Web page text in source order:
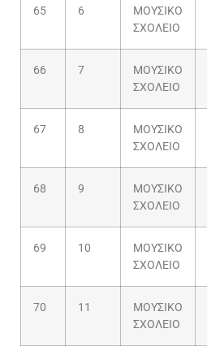
65 6
ΜΟΥΣΙΚΟ
ΣΧΟΛΕΙΟ
66 7
ΜΟΥΣΙΚΟ
ΣΧΟΛΕΙΟ
67 8
ΜΟΥΣΙΚΟ
ΣΧΟΛΕΙΟ
68 9
ΜΟΥΣΙΚΟ
ΣΧΟΛΕΙΟ
69 10
ΜΟΥΣΙΚΟ
ΣΧΟΛΕΙΟ
70 11
ΜΟΥΣΙΚΟ
ΣΧΟΛΕΙΟ